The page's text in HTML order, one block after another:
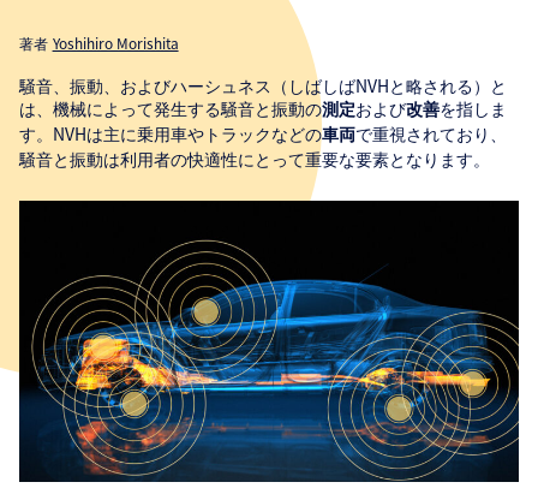
著者 Yoshihiro Morishita
騒音、振動、およびハーシュネス（しばしばNVHと略される）と
は、機械によって発生する騒音と振動の測定および改善を指しま
す。NVHは主に乗用車やトラックなどの車両で重視されており、
騒音と振動は利用者の快適性にとって重要な要素となります。